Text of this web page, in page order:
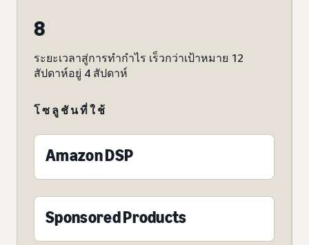
8
ระยะเวลาสู่การทำกำไร เร็วกว่าเป้าหมาย 12
สัปดาห์อยู่ 4 สัปดาห์
โซลูชันที่ใช้
Amazon DSP
Sponsored Products